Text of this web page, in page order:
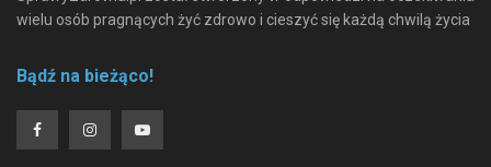
wielu osób pragnących żyć zdrowo i cieszyć się każdą chwilą życia
Bądź na bieżąco!